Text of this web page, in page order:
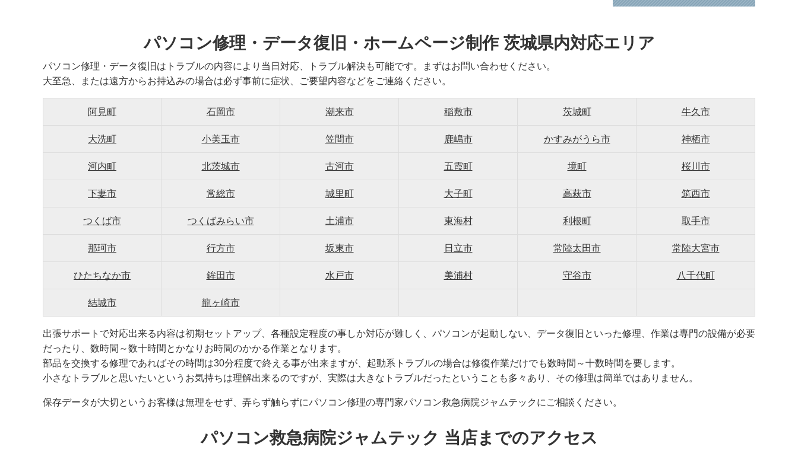
パソコン修理・データ復旧・ホームページ制作 茨城県内対応エリア
パソコン修理・データ復旧はトラブルの内容により当日対応、トラブル解決も可能です。まずはお問い合わせください。
大至急、または遠方からお持込みの場合は必ず事前に症状、ご要望内容などをご連絡ください。
阿見町 石岡市 潮来市 稲敷市 茨城町 牛久市
大洗町 小美玉市 笠間市 鹿嶋市 かすみがうら市 神栖市
河内町 北茨城市 古河市 五霞町 境町 桜川市
下妻市 常総市 城里町 大子町 高萩市 筑西市
つくば市 つくばみらい市 土浦市 東海村 利根町 取手市
那珂市 行方市 坂東市 日立市 常陸太田市 常陸大宮市
ひたちなか市 鉾田市 水戸市 美浦村 守谷市 八千代町
結城市 龍ヶ崎市
出張サポートで対応出来る内容は初期セットアップ、各種設定程度の事しか対応が難しく、パソコンが起動しない、データ復旧といった修理、作業は専門の設備が必要
だったり、数時間～数十時間とかなりお時間のかかる作業となります。
部品を交換する修理であればその時間は30分程度で終える事が出来ますが、起動系トラブルの場合は修復作業だけでも数時間～十数時間を要します。
小さなトラブルと思いたいというお気持ちは理解出来るのですが、実際は大きなトラブルだったということも多々あり、その修理は簡単ではありません。
保存データが大切というお客様は無理をせず、弄らず触らずにパソコン修理の専門家パソコン救急病院ジャムテックにご相談ください。
パソコン救急病院ジャムテック 当店までのアクセス